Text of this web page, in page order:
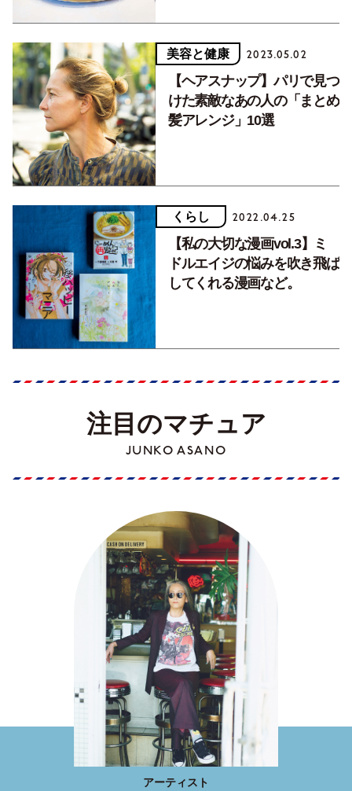
美容と健康 2023.05.02
【ヘアスナップ】パリで見つ
けた素敵なあの人の「まとめ
髪アレンジ」10選
くらし 2022.04.25
【私の大切な漫画vol.3】ミ
ドルエイジの悩みを吹き飛ば
してくれる漫画など。
注目のマチュア
JUNKO ASANO
アーティスト